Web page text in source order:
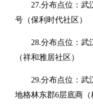
27.分布点位：武
号（保利时代社区）
28.分布点位：武
（祥和雅居社区）
29.分布点位：武
地格林东郡6层底商（